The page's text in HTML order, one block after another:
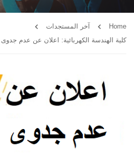
Home
آخر المستجدات
كلية الهندسة الكهربائية: اعلان عن عدم جدوى